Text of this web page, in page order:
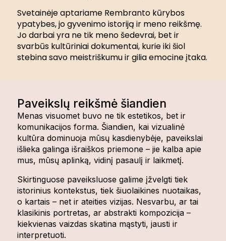
Svetainėje aptariame Rembranto kūrybos
ypatybes, jo gyvenimo istoriją ir meno reikšmę.
Jo darbai yra ne tik meno šedevrai, bet ir
svarbūs kultūriniai dokumentai, kurie iki šiol
stebina savo meistriškumu ir gilia emocine įtaka.
Paveikslų reikšmė šiandien
Menas visuomet buvo ne tik estetikos, bet ir
komunikacijos forma. Šiandien, kai vizualinė
kultūra dominuoja mūsų kasdienybėje, paveikslai
išlieka galinga išraiškos priemone – jie kalba apie
mus, mūsų aplinką, vidinį pasaulį ir laikmetį.
Skirtinguose paveiksluose galime įžvelgti tiek
istorinius kontekstus, tiek šiuolaikines nuotaikas,
o kartais – net ir ateities vizijas. Nesvarbu, ar tai
klasikinis portretas, ar abstrakti kompozicija –
kiekvienas vaizdas skatina mąstyti, jausti ir
interpretuoti.